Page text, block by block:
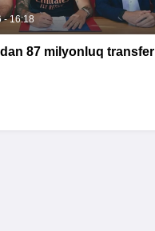
- 16:18
87 milyonluq transfer